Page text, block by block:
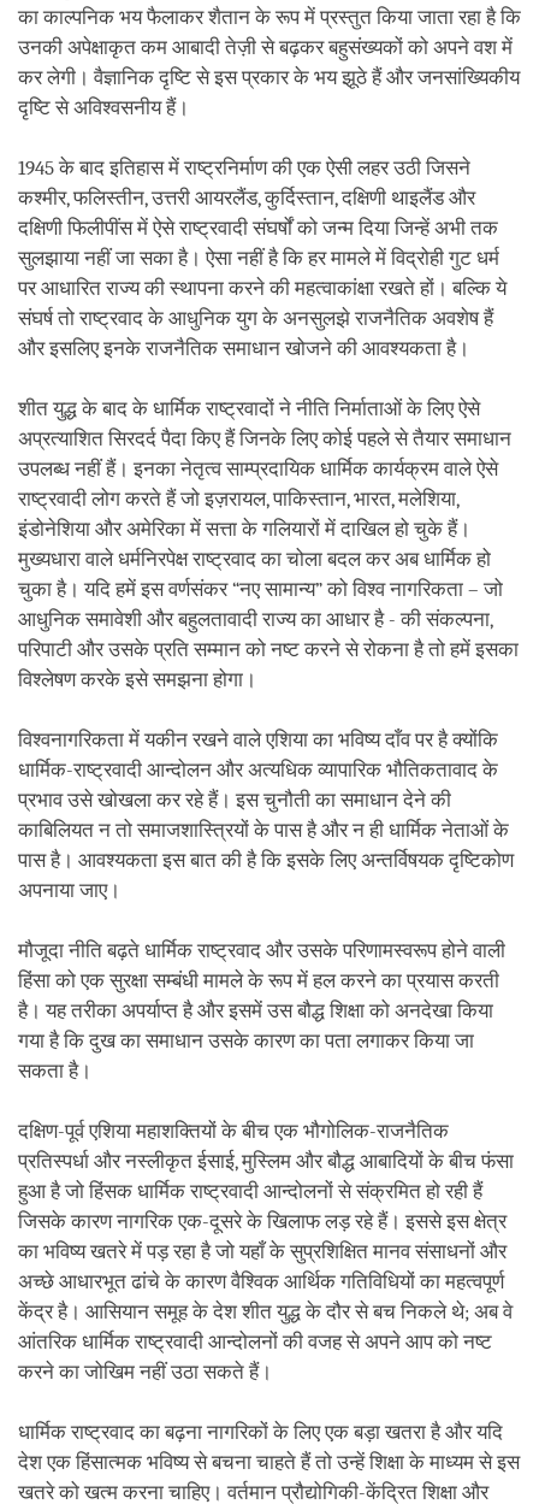
का काल्पनिक भय फैलाकर शैतान के रूप में प्रस्तुत किया जाता रहा है कि
उनकी अपेक्षाकृत कम आबादी तेज़ी से बढ़कर बहुसंख्यकों को अपने वश में
कर लेगी। वैज्ञानिक दृष्टि से इस प्रकार के भय झूठे हैं और जनसांख्यिकीय
दृष्टि से अविश्वसनीय हैं।
1945 के बाद इतिहास में राष्ट्रनिर्माण की एक ऐसी लहर उठी जिसने
कश्मीर, फलिस्तीन, उत्तरी आयरलैंड, कुर्दिस्तान, दक्षिणी थाइलैंड और
दक्षिणी फिलीपींस में ऐसे राष्ट्रवादी संघर्षों को जन्म दिया जिन्हें अभी तक
सुलझाया नहीं जा सका है। ऐसा नहीं है कि हर मामले में विद्रोही गुट धर्म
पर आधारित राज्य की स्थापना करने की महत्वाकांक्षा रखते हों। बल्कि ये
संघर्ष तो राष्ट्रवाद के आधुनिक युग के अनसुलझे राजनैतिक अवशेष हैं
और इसलिए इनके राजनैतिक समाधान खोजने की आवश्यकता है।
शीत युद्ध के बाद के धार्मिक राष्ट्रवादों ने नीति निर्माताओं के लिए ऐसे
अप्रत्याशित सिरदर्द पैदा किए हैं जिनके लिए कोई पहले से तैयार समाधान
उपलब्ध नहीं हैं। इनका नेतृत्व साम्प्रदायिक धार्मिक कार्यक्रम वाले ऐसे
राष्ट्रवादी लोग करते हैं जो इज़रायल, पाकिस्तान, भारत, मलेशिया,
इंडोनेशिया और अमेरिका में सत्ता के गलियारों में दाखिल हो चुके हैं।
मुख्यधारा वाले धर्मनिरपेक्ष राष्ट्रवाद का चोला बदल कर अब धार्मिक हो
चुका है। यदि हमें इस वर्णसंकर “नए सामान्य” को विश्व नागरिकता – जो
आधुनिक समावेशी और बहुलतावादी राज्य का आधार है - की संकल्पना,
परिपाटी और उसके प्रति सम्मान को नष्ट करने से रोकना है तो हमें इसका
विश्लेषण करके इसे समझना होगा।
विश्वनागरिकता में यकीन रखने वाले एशिया का भविष्य दाँव पर है क्योंकि
धार्मिक-राष्ट्रवादी आन्दोलन और अत्यधिक व्यापारिक भौतिकतावाद के
प्रभाव उसे खोखला कर रहे हैं। इस चुनौती का समाधान देने की
काबिलियत न तो समाजशास्त्रियों के पास है और न ही धार्मिक नेताओं के
पास है। आवश्यकता इस बात की है कि इसके लिए अन्तर्विषयक दृष्टिकोण
अपनाया जाए।
मौजूदा नीति बढ़ते धार्मिक राष्ट्रवाद और उसके परिणामस्वरूप होने वाली
हिंसा को एक सुरक्षा सम्बंधी मामले के रूप में हल करने का प्रयास करती
है। यह तरीका अपर्याप्त है और इसमें उस बौद्ध शिक्षा को अनदेखा किया
गया है कि दुख का समाधान उसके कारण का पता लगाकर किया जा
सकता है।
दक्षिण-पूर्व एशिया महाशक्तियों के बीच एक भौगोलिक-राजनैतिक
प्रतिस्पर्धा और नस्लीकृत ईसाई, मुस्लिम और बौद्ध आबादियों के बीच फंसा
हुआ है जो हिंसक धार्मिक राष्ट्रवादी आन्दोलनों से संक्रमित हो रही हैं
जिसके कारण नागरिक एक-दूसरे के खिलाफ लड़ रहे हैं। इससे इस क्षेत्र
का भविष्य खतरे में पड़ रहा है जो यहाँ के सुप्रशिक्षित मानव संसाधनों और
अच्छे आधारभूत ढांचे के कारण वैश्विक आर्थिक गतिविधियों का महत्वपूर्ण
केंद्र है। आसियान समूह के देश शीत युद्ध के दौर से बच निकले थे; अब वे
आंतरिक धार्मिक राष्ट्रवादी आन्दोलनों की वजह से अपने आप को नष्ट
करने का जोखिम नहीं उठा सकते हैं।
धार्मिक राष्ट्रवाद का बढ़ना नागरिकों के लिए एक बड़ा खतरा है और यदि
देश एक हिंसात्मक भविष्य से बचना चाहते हैं तो उन्हें शिक्षा के माध्यम से इस
खतरे को खत्म करना चाहिए। वर्तमान प्रौद्योगिकी-केंद्रित शिक्षा और